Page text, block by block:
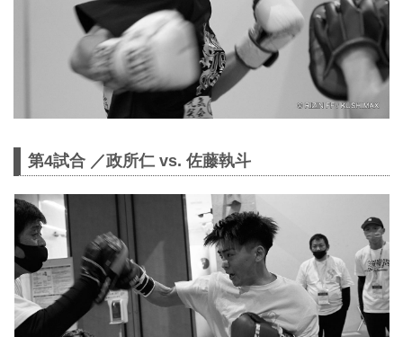
第4試合 ／政所仁 vs. 佐藤執斗